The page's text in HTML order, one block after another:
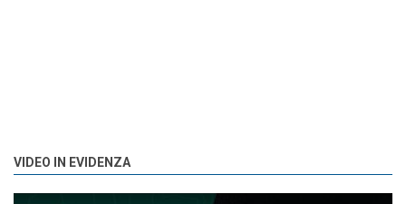
VIDEO IN EVIDENZA